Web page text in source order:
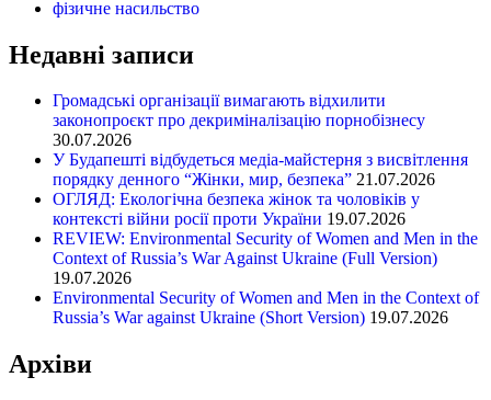
фізичне насильство
Недавні записи
Громадські організації вимагають відхилити
законопроєкт про декриміналізацію порнобізнесу
30.07.2026
У Будапешті відбудеться медіа-майстерня з висвітлення
порядку денного “Жінки, мир, безпека” 21.07.2026
ОГЛЯД: Екологічна безпека жінок та чоловіків у
контексті війни росії проти України 19.07.2026
REVIEW: Environmental Security of Women and Men in the
Context of Russia’s War Against Ukraine (Full Version)
19.07.2026
Environmental Security of Women and Men in the Context of
Russia’s War against Ukraine (Short Version) 19.07.2026
Архіви